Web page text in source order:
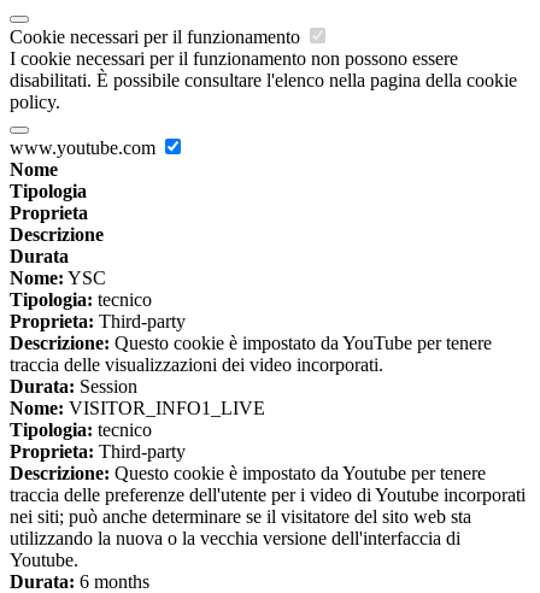
Cookie necessari per il funzionamento
I cookie necessari per il funzionamento non possono essere
disabilitati. È possibile consultare l'elenco nella pagina della cookie
policy.
www.youtube.com
Nome
Tipologia
Proprieta
Descrizione
Durata
Nome: YSC
Tipologia: tecnico
Proprieta: Third-party
Descrizione: Questo cookie è impostato da YouTube per tenere
traccia delle visualizzazioni dei video incorporati.
Durata: Session
Nome: VISITOR_INFO1_LIVE
Tipologia: tecnico
Proprieta: Third-party
Descrizione: Questo cookie è impostato da Youtube per tenere
traccia delle preferenze dell'utente per i video di Youtube incorporati
nei siti; può anche determinare se il visitatore del sito web sta
utilizzando la nuova o la vecchia versione dell'interfaccia di
Youtube.
Durata: 6 months